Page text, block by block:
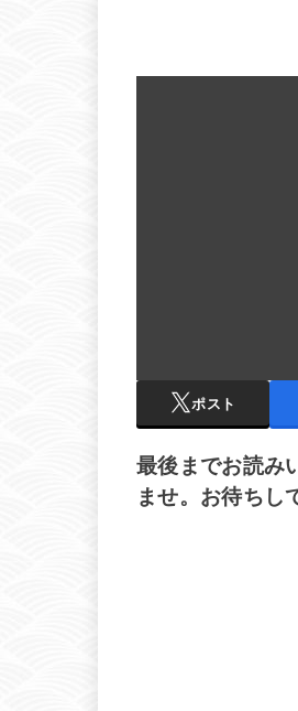
ポスト
最後までお読み
ませ。お待ちし